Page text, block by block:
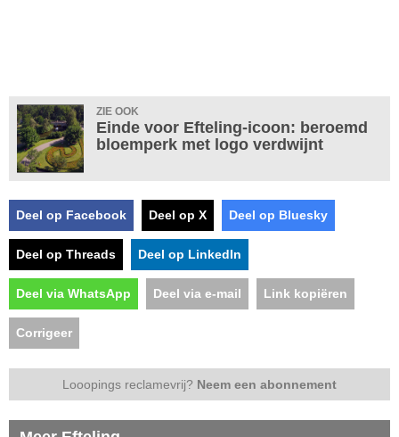
ZIE OOK
Einde voor Efteling-icoon: beroemd
bloemperk met logo verdwijnt
Deel op Facebook Deel op X Deel op Bluesky
Deel op Threads Deel op LinkedIn
Deel via WhatsApp Deel via e-mail Link kopiëren
Corrigeer
Looopings reclamevrij? Neem een abonnement